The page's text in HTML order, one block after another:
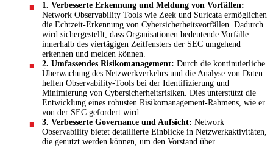
1. Verbesserte Erkennung und Meldung von Vorfällen:
Network Observability Tools wie Zeek und Suricata ermöglichen
die Echtzeit-Erkennung von Cybersicherheitsvorfällen. Dadurch
wird sichergestellt, dass Organisationen bedeutende Vorfälle
innerhalb des viertägigen Zeitfensters der SEC umgehend
erkennen und melden können.
2. Umfassendes Risikomanagement: Durch die kontinuierliche
Überwachung des Netzwerkverkehrs und die Analyse von Daten
helfen Observability-Tools bei der Identifizierung und
Minimierung von Cybersicherheitsrisiken. Dies unterstützt die
Entwicklung eines robusten Risikomanagement-Rahmens, wie er
von der SEC gefordert wird.
3. Verbesserte Governance und Aufsicht: Network
Observability bietet detaillierte Einblicke in Netzwerkaktivitäten,
die genutzt werden können, um den Vorstand über